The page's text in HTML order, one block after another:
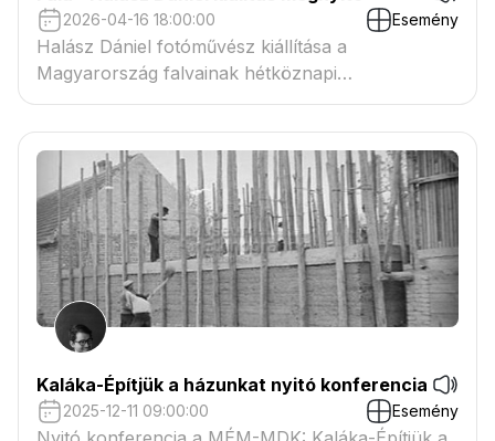
2026-04-16 18:00:00 Esemény
Halász Dániel fotóművész kiállítása a
Magyarország falvainak hétköznapi
találékonyságáról.
Kaláka-Építjük a házunkat nyitó konferencia
2025-12-11 09:00:00 Esemény